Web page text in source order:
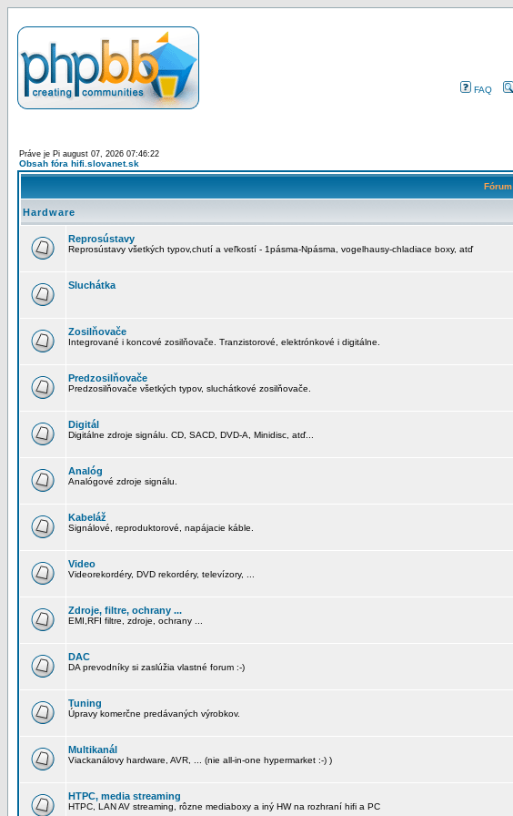
FAQ
Práve je Pi august 07, 2026 07:46:22
Obsah fóra hifi.slovanet.sk
Fórum
Hardware
Reprosústavy
Reprosústavy všetkých typov,chutí a veľkostí - 1pásma-Npásma, vogelhausy-chladiace boxy, atď
Sluchátka
Zosilňovače
Integrované i koncové zosilňovače. Tranzistorové, elektrónkové i digitálne.
Predzosilňovače
Predzosilňovače všetkých typov, sluchátkové zosilňovače.
Digitál
Digitálne zdroje signálu. CD, SACD, DVD-A, Minidisc, atď...
Analóg
Analógové zdroje signálu.
Kabeláž
Signálové, reproduktorové, napájacie káble.
Video
Videorekordéry, DVD rekordéry, televízory, ...
Zdroje, filtre, ochrany ...
EMI,RFI filtre, zdroje, ochrany ...
DAC
DA prevodníky si zaslúžia vlastné forum :-)
Tuning
Úpravy komerčne predávaných výrobkov.
Multikanál
Viackanálovy hardware, AVR, ... (nie all-in-one hypermarket :-) )
HTPC, media streaming
HTPC, LAN AV streaming, rôzne mediaboxy a iný HW na rozhraní hifi a PC